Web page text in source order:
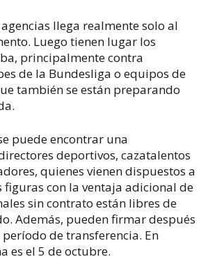
llega realmente solo al
Luego tienen lugar los
principalmente contra
de la Bundesliga o equipos de
también se están preparando
puede encontrar una
deportivos, cazatalentos
quienes vienen dispuestos a
figuras con la ventaja adicional de
sin contrato están libres de
Además, pueden firmar después
de transferencia. En
es el 5 de octubre.